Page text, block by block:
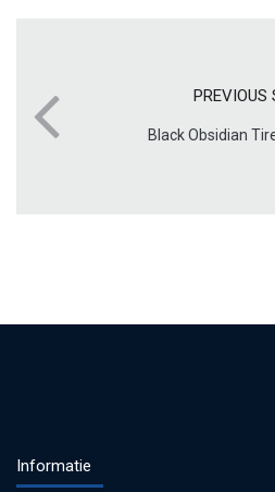
PREVIOUS
Black Obsidian
Informatie